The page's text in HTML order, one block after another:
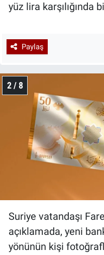
yüz lira karşılığında
Paylaş
2 / 8
Suriye vatandaşı
açıklamada, yeni
yönünün kişi